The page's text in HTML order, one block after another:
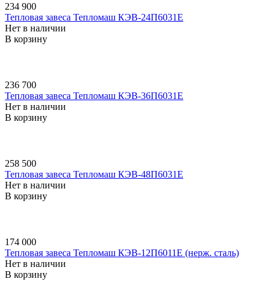
234 900
Тепловая завеса Тепломаш КЭВ-24П6031E
Нет в наличии
В корзину
236 700
Тепловая завеса Тепломаш КЭВ-36П6031E
Нет в наличии
В корзину
258 500
Тепловая завеса Тепломаш КЭВ-48П6031E
Нет в наличии
В корзину
174 000
Тепловая завеса Тепломаш КЭВ-12П6011E (нерж. сталь)
Нет в наличии
В корзину